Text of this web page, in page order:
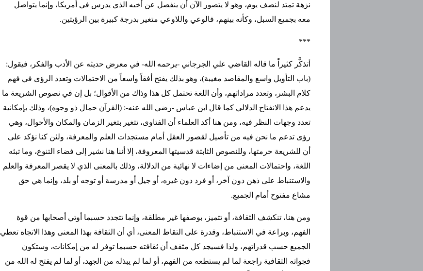
نزهة تمتد لنصف يوم، وهو لا يتصور الآن أن ينفصل عن أخيه الذي يدرس في أمريكا، وإنما يتواصل
معه بجميع السبل، وكأنه بينهم، فالوعي واللاوعي متغير بدرجة كبيرة بين الرؤيتين.
***
أتذكَّر كثيراً ما قاله القاضي علي الجرجاني -يرحمه الله- في معرض حديثه عن الأدب والفكر، فيقول:
(باب التأويل واسع والمقاصد مغيبة)، وهو بذلك يفتح أفقاً واسعاً من الاحتمالات وتعدد الرؤى في فهم
كلام البشر، وتعدد مراداتهم، وأن اللغة تحتمل كل هذا وذاك من الأقوال؛ بل إن في نصوص الشريعة ما
يدعم هذا الانفتاح الدلالي كما قال ابن عباس -رضي الله عنه-: (القرآن حمال ذو وجوه)، وذلك بإمكانية
تعدد وجهات النظر فيه، ومن هنا أكد العلماء أن الفتاوى، تتغير بتغير الزمان والمكان والأحوال، وهي
رؤى تدعم ما نحن فيه من تأصيل لقصور العقل أمام مستجدات العلم والمعرفة، ولئن كنا نؤكد على
أن للشريعة حرمتها، وللنصوص الثابتة قدسيتها المعروفة، إلا أننا هنا نشير إلى فضاء التنوع، وما تبثه
اللغة، واحتمالات المعنى من إضاءات لا نهائية من الدلالة، وذلك بالمعنى الذي لا يقصر المعرفة والعلم
والاستنباط على ذهن دون آخر، أو فرد دون غيره، أو جيل أو مدرسة أو توجه أو بلد، وإنما هي حق
مشاع مفتوح أمام الجميع.
ومن هنا، تنكشف الثقافة، أو تتميز، بوصفها غير مطلقة، وإنما تتجدد حسبما أوتي أصحابها من قوة
الفهم، وبراعة في الاستنباط، وقدرة على التقاط المعنى، أي أن الثقافة بهذا المعنى وهذا الاتجاه تعطي
الجميع حسب قدراتهم، ولذا فسيجد كل مثقف أن ثقافته حسبما توفر له من إمكانات، وستكون
فجواته الثقافية راجعة لما لم يستطعه من الفهم، أو لما لم يبذله من الجهد، أو لما لم يفتح له الله من